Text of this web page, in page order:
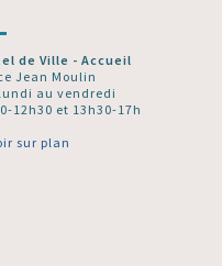
de Ville - Accueil
Jean Moulin
au vendredi
12h30 et 13h30-17h
sur plan